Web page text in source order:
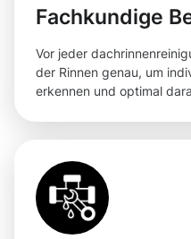
Fachkundige
Vor jeder
der Rinnen genau, um
erkennen und optimal